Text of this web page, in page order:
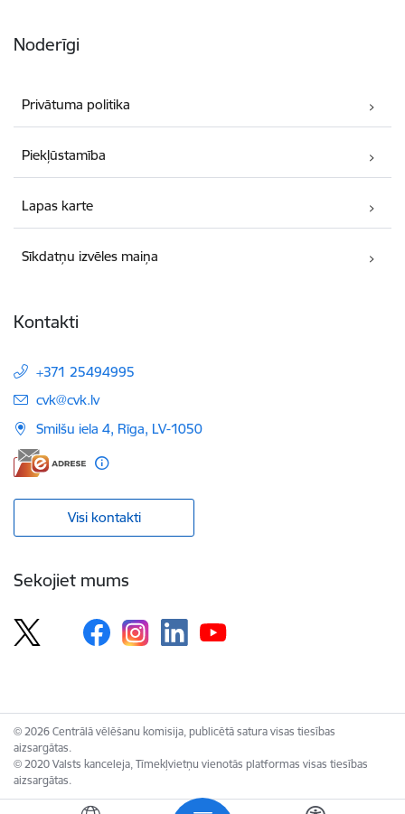
Noderīgi
Privātuma politika
Piekļūstamība
Lapas karte
Sīkdatņu izvēles maiņa
Kontakti
+371 25494995
E-pasts:
cvk@cvk.lv
Smilšu iela 4, Rīga, LV-1050
Visi kontakti
Sekojiet mums
© 2026 Centrālā vēlēšanu komisija, publicētā satura visas tiesības
aizsargātas.
© 2020 Valsts kanceleja, Tīmekļvietņu vienotās platformas visas tiesības
aizsargātas.